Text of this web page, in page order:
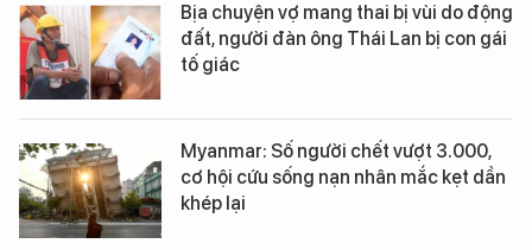
Bịa chuyện vợ mang thai bị vùi do động
đất, người đàn ông Thái Lan bị con gái
tố giác
Myanmar: Số người chết vượt 3.000,
cơ hội cứu sống nạn nhân mắc kẹt dần
khép lại